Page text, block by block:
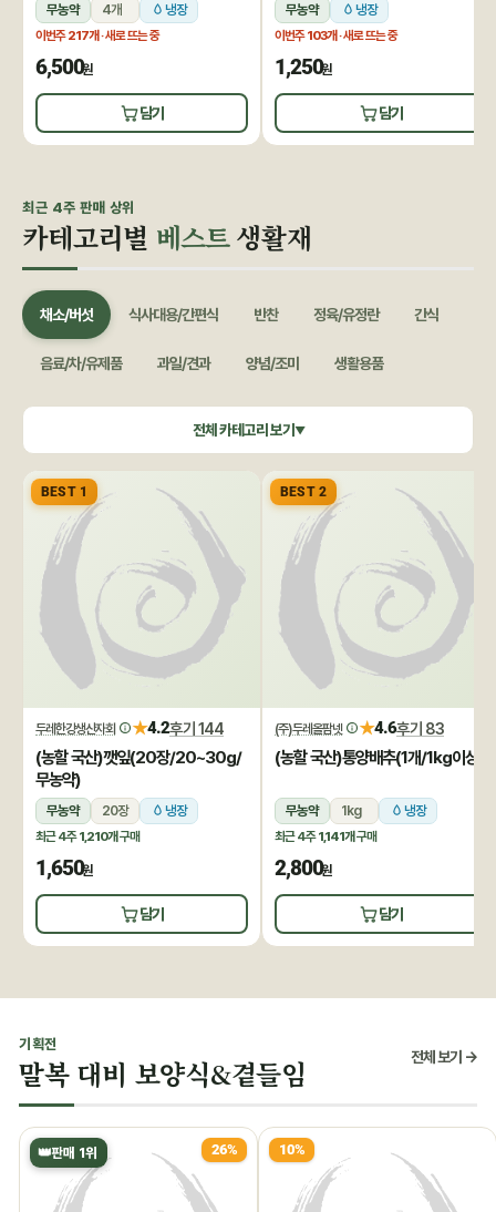
무농약 4개 냉장
이번주217개 · 새로 뜨는 중
6,500원
담기
무농약 냉장
이번주103개 · 새로 뜨는 중
1,250원
담기
최근 4주 판매 상위
카테고리별 베스트생활재
채소/버섯 식사대용/간편식 반찬 정육/유정란 간식
음료/차/유제품 과일/견과 양념/조미 생활용품
쌀/잡곡 수산/건어물 공정무역(민중교역) 건강식품/꿀
전체 카테고리 보기▼
BEST 1
두레한강생산자회 ★4.2후기 144
(농할 국산)깻잎(20장/20~30g/
무농약)
무농약 20장 냉장
최근 4주1,210개 구매
1,650원
담기
BEST 2
(주)두레올팜넷 ★4.6후기 83
(농할 국산)통양배추(1개/1kg이상)
무농약 1kg 냉장
최근 4주1,141개 구매
2,800원
담기
기획전
말복 대비 보양식&곁들임 전체 보기 →
👑판매 1위 26% 10%